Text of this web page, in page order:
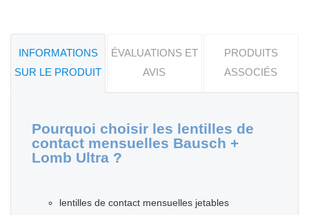
INFORMATIONS
SUR LE PRODUIT
ÉVALUATIONS ET
AVIS
PRODUITS
ASSOCIÉS
Pourquoi choisir les lentilles de
contact mensuelles Bausch +
Lomb Ultra ?
lentilles de contact mensuelles jetables